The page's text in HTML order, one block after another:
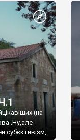
(на
.Ну,але
субєктивізм,